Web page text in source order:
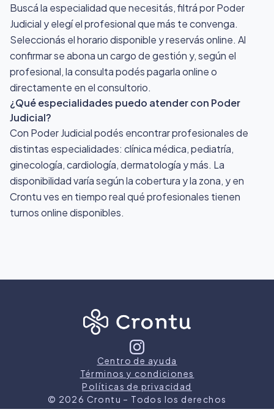
Buscá la especialidad que necesitás, filtrá por Poder
Judicial y elegí el profesional que más te convenga.
Seleccionás el horario disponible y reservás online. Al
confirmar se abona un cargo de gestión y, según el
profesional, la consulta podés pagarla online o
directamente en el consultorio.
¿Qué especialidades puedo atender con Poder
Judicial?
Con Poder Judicial podés encontrar profesionales de
distintas especialidades: clínica médica, pediatría,
ginecología, cardiología, dermatología y más. La
disponibilidad varía según la cobertura y la zona, y en
Crontu ves en tiempo real qué profesionales tienen
turnos online disponibles.
Centro de ayuda
Términos y condiciones
Políticas de privacidad
© 2026 Crontu – Todos los derechos